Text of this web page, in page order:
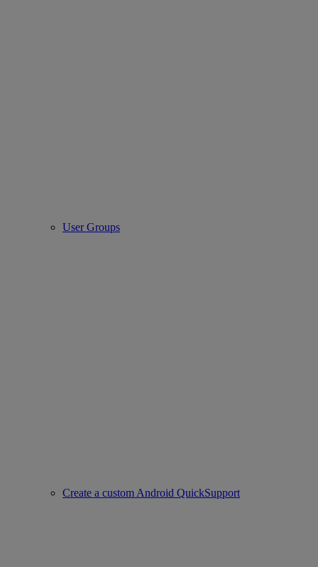
User Groups
Create a custom Android QuickSupport